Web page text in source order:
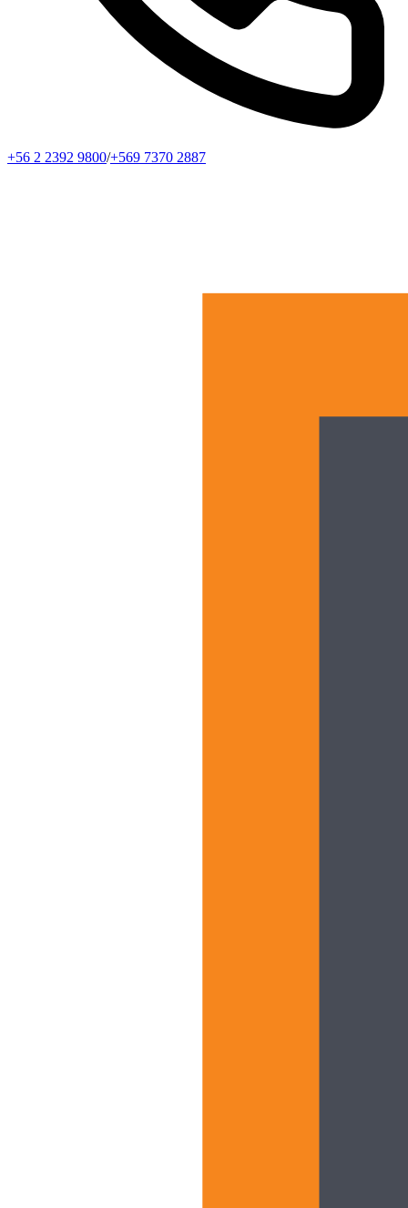
+56 2 2392 9800/+569 7370 2887